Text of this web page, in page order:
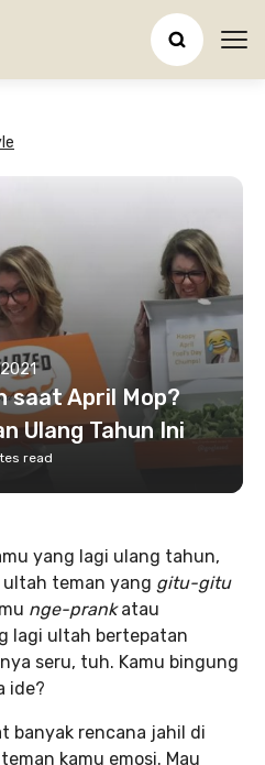
saat April Mop?
Ulang Tahun Ini
read
yang lagi ulang tahun,
ultah teman yang gitu-gitu
nge-prankatau
lagi ultah bertepatan
seru, tuh. Kamu bingung
ide?
banyak rencana jahil di
kamu emosi. Mau